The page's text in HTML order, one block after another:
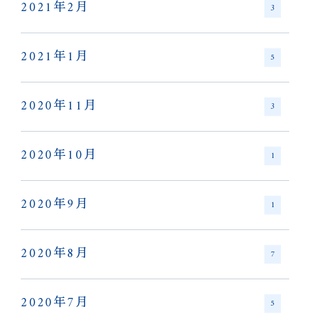
2021年2月 3
2021年1月 5
2020年11月 3
2020年10月 1
2020年9月 1
2020年8月 7
2020年7月 5